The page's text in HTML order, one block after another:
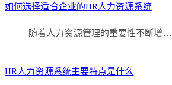
如何选择适合企业的HR人力资源系统
随着人力资源管理的重要性不断增…
HR人力资源系统主要特点是什么